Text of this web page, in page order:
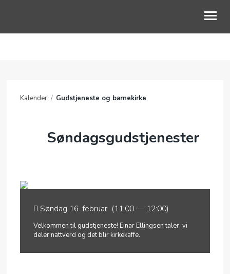
KALENDER
Kalender / Gudstjeneste og barnekirke
Søndagsgudstjenester
Søndag 16. februar (11:00 — 12:00)
Velkommen til gudstjeneste! Einar Ellingsen taler, vi
deler nattverd og det blir kirkekaffe.